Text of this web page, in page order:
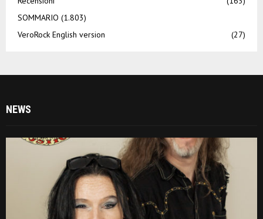
SOMMARIO (1.803)
VeroRock English version
(27)
NEWS